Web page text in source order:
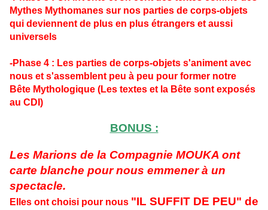
Mythes Mythomanes sur nos parties de corps-objets
qui deviennent de plus en plus étrangers et aussi
universels
-Phase 4 : Les parties de corps-objets s'animent avec
nous et s'assemblent peu à peu pour former notre
Bête Mythologique (Les textes et la Bête sont exposés
au CDI)
BONUS :
Les Marions de la Compagnie MOUKA ont
carte blanche pour nous emmener à un
spectacle.
Elles ont choisi pour nous "IL SUFFIT DE PEU" de